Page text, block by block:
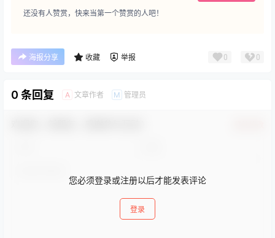
还没有人赞赏，快来当第一个赞赏的人吧！
海报分享 收藏 举报 0 0
0 条回复 A 文章作者 M 管理员
您必须登录或注册以后才能发表评论
登录